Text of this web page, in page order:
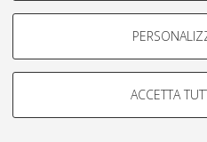
Si tratta di cookie utilizzati per
navigazione degli utenti, creare
Mostra cookie di profilazione
COOKIE TECNICI -
ACCETTA
© ALMA MATER STUDIORUM -